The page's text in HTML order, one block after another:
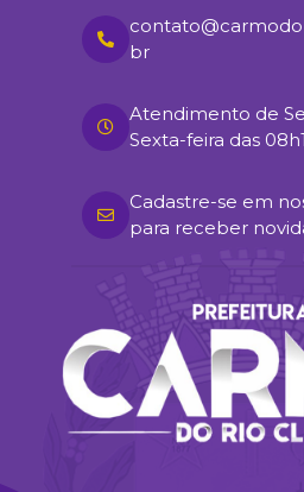
br
Atendimento de
Sexta-feira das
Cadastre-se em
para receber